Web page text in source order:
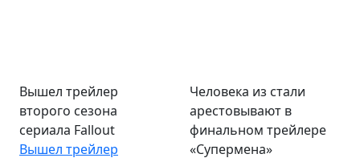
Вышел трейлер
второго сезона
сериала Fallout
Вышел трейлер
Человека из стали
арестовывают в
финальном трейлере
«Супермена»